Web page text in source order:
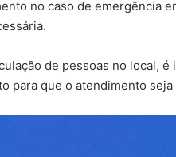
no caso de emergência
de pessoas no local, é
para que o atendimento